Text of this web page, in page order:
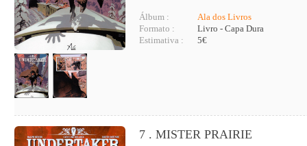
Álbum :
Ala dos Livros
Formato :
Livro - Capa Dura
Estimativa :
5€
7 . MISTER PRAIRIE